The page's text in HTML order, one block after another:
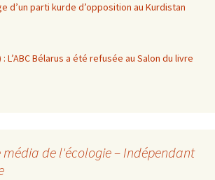
d’un parti kurde d’opposition au Kurdistan
L’ABC Bélarus a été refusée au Salon du livre
média de l'écologie – Indépendant